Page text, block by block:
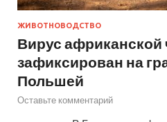
ЖИВОТНОВОДСТВО
Вирус
зафиксирован на
Польшей
Оставьте комментарий